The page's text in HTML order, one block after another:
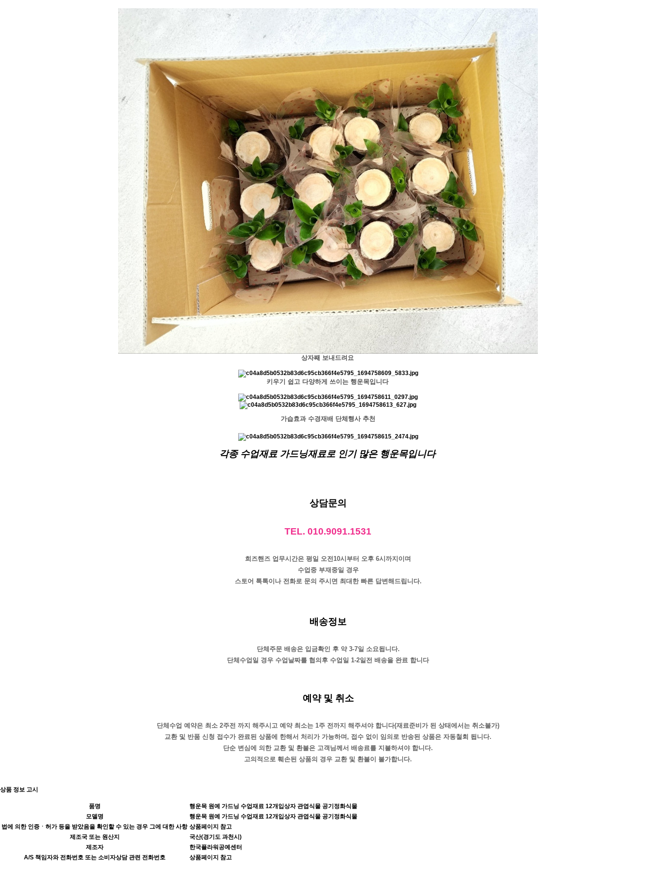
상자째 보내드려요
키우기 쉽고 다양하게 쓰이는 행운목입니다
가습효과 수경재배 단체행사 추천
각종 수업재료 가드닝재료로 인기 많은 행운목입니다
상담문의
TEL. 010.9091.1531
희즈핸즈 업무시간은 평일 오전10시부터 오후 6시까지이며
수업중 부재중일 경우
스토어 톡톡이나 전화로 문의 주시면 최대한 빠른 답변해드립니다.
배송정보
단체주문 배송은 입금확인 후 약 3-7일 소요됩니다.
단체수업일 경우 수업날짜를 협의후 수업일 1-2일전 배송을 완료 합니다
예약 및 취소
단체수업 예약은 최소 2주전 까지 해주시고 예약 최소는 1주 전까지 해주셔야 합니다(재료준비가 된 상태에서는 취소불가)
교환 및 반품 신청 접수가 완료된 상품에 한해서 처리가 가능하며, 접수 없이 임의로 반송된 상품은 자동철회 됩니다.
단순 변심에 의한 교환 및 환불은 고객님께서 배송료를 지불하셔야 합니다.
고의적으로 훼손된 상품의 경우 교환 및 환불이 불가합니다.
상품 정보 고시
품명
행운목 원예 가드닝 수업재료 12개입상자 관엽식물 공기정화식물
모델명
행운목 원예 가드닝 수업재료 12개입상자 관엽식물 공기정화식물
법에 의한 인증ㆍ허가 등을 받았음을 확인할 수 있는 경우 그에 대한 사항 상품페이지 참고
제조국 또는 원산지
국산(경기도 과천시)
제조자
한국플라워공예센터
A/S 책임자와 전화번호 또는 소비자상담 관련 전화번호
상품페이지 참고